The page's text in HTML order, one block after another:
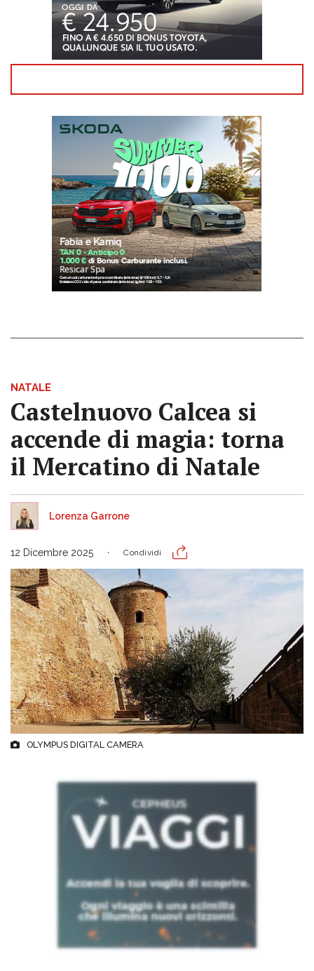
NATALE
Castelnuovo Calcea si
accende di magia: torna
il Mercatino di Natale
Lorenza Garrone
12 Dicembre 2025 Condividi
OLYMPUS DIGITAL CAMERA